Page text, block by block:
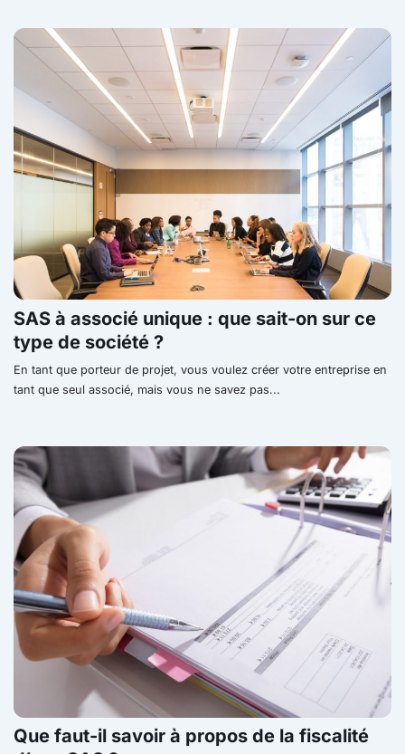
SAS à associé unique : que sait-on sur ce
type de société ?
En tant que porteur de projet, vous voulez créer votre entreprise en
tant que seul associé, mais vous ne savez pas...
Que faut-il savoir à propos de la fiscalité